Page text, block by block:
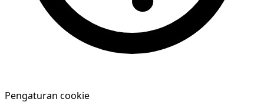
Pengaturan cookie